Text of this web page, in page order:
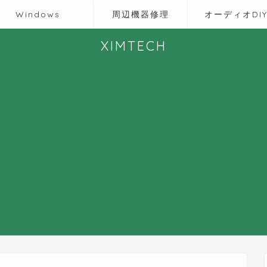
Windows 周辺機器修理 オーディオDIY
XIMTECH